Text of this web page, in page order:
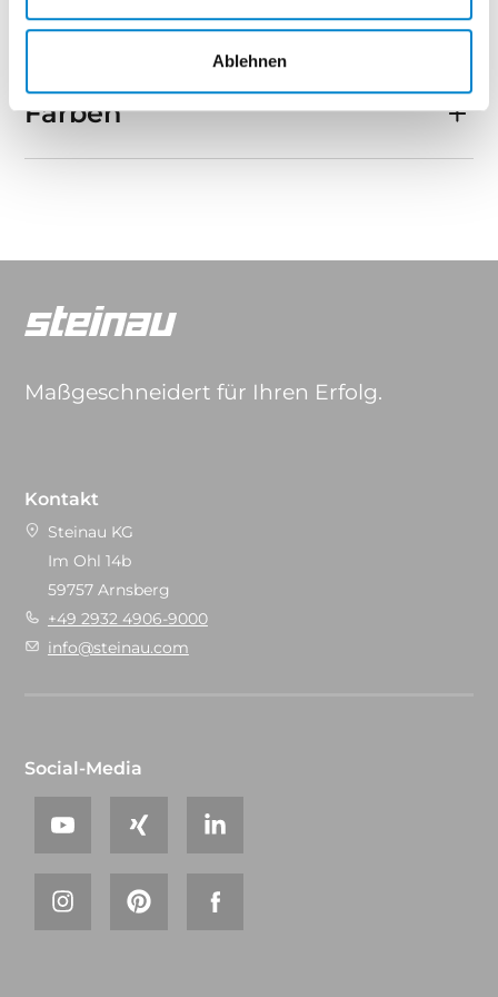
Ablehnen
Eigenschaften
Farben
Maßgeschneidert für Ihren Erfolg.
Kontakt
Steinau KG
Im Ohl 14b
59757 Arnsberg
+49 2932 4906-9000
info@steinau.com
Social-Media